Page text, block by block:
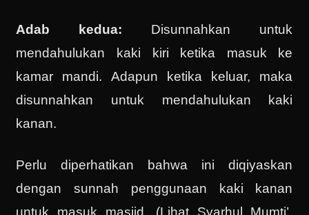
Adab kedua: Disunnahkan untuk
mendahulukan kaki kiri ketika masuk ke
kamar mandi. Adapun ketika keluar, maka
disunnahkan untuk mendahulukan kaki
kanan.
Perlu diperhatikan bahwa ini diqiyaskan
dengan sunnah penggunaan kaki kanan